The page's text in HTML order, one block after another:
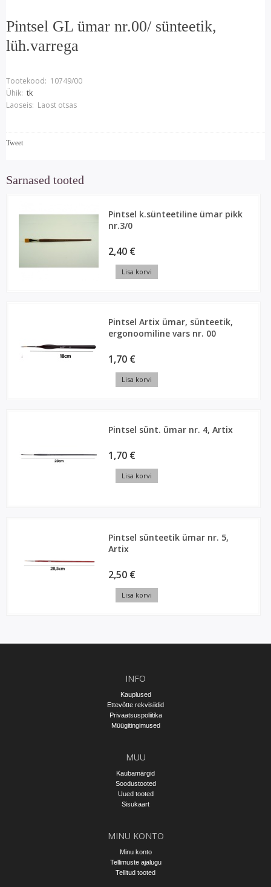
Pintsel GL ümar nr.00/ sünteetik,
lüh.varrega
Tootekood: 10749/00
Ühik: tk
Laoseis: Laost otsas
Tweet
Sarnased tooted
Pintsel k.sünteetiline ümar pikk
nr.3/0
2,40 €
Lisa korvi
Pintsel Artix ümar, sünteetik,
ergonoomiline vars nr. 00
1,70 €
Lisa korvi
Pintsel sünt. ümar nr. 4, Artix
1,70 €
Lisa korvi
Pintsel sünteetik ümar nr. 5,
Artix
2,50 €
Lisa korvi
INFO
Kauplused
Ettevõtte rekvisiidid
Privaatsuspoliitika
Müügitingimused
MUU
Kaubamärgid
Soodustooted
Uued tooted
Sisukaart
MINU KONTO
Minu konto
Tellimuste ajalugu
Tellitud tooted